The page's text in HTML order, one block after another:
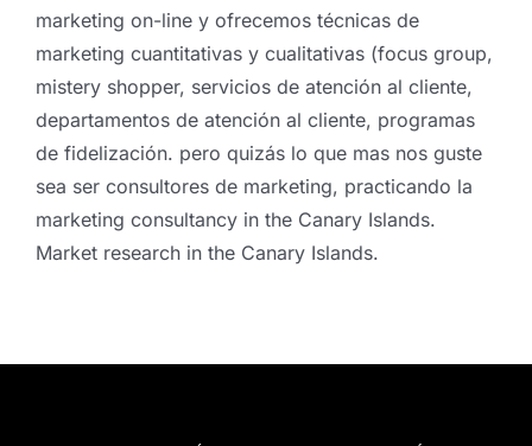
marketing on-line y ofrecemos técnicas de
marketing cuantitativas y cualitativas (focus group,
mistery shopper, servicios de atención al cliente,
departamentos de atención al cliente, programas
de fidelización. pero quizás lo que mas nos guste
sea ser consultores de marketing, practicando la
marketing consultancy in the Canary Islands.
Market research in the Canary Islands.